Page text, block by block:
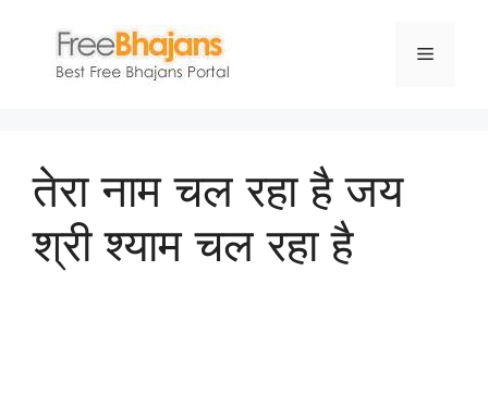
content
Menu
तेरा नाम चल रहा है जय
श्री श्याम चल रहा है